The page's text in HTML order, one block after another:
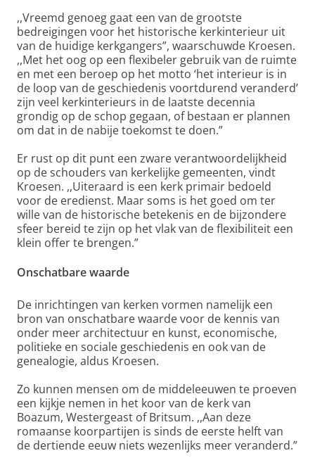
,,Vreemd genoeg gaat een van de grootste
bedreigingen voor het historische kerkinterieur uit
van de huidige kerkgangers”, waarschuwde Kroesen.
,,Met het oog op een flexibeler gebruik van de ruimte
en met een beroep op het motto ‘het interieur is in
de loop van de geschiedenis voortdurend veranderd’
zijn veel kerkinterieurs in de laatste decennia
grondig op de schop gegaan, of bestaan er plannen
om dat in de nabije toekomst te doen.”
Er rust op dit punt een zware verantwoordelijkheid
op de schouders van kerkelijke gemeenten, vindt
Kroesen. ,,Uiteraard is een kerk primair bedoeld
voor de eredienst. Maar soms is het goed om ter
wille van de historische betekenis en de bijzondere
sfeer bereid te zijn op het vlak van de flexibiliteit een
klein offer te brengen.”
Onschatbare waarde
De inrichtingen van kerken vormen namelijk een
bron van onschatbare waarde voor de kennis van
onder meer architectuur en kunst, economische,
politieke en sociale geschiedenis en ook van de
genealogie, aldus Kroesen.
Zo kunnen mensen om de middeleeuwen te proeven
een kijkje nemen in het koor van de kerk van
Boazum, Westergeast of Britsum. ,,Aan deze
romaanse koorpartijen is sinds de eerste helft van
de dertiende eeuw niets wezenlijks meer veranderd.”